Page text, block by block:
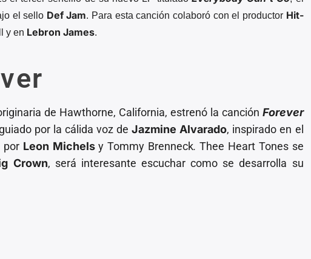
el sello Def Jam. Para esta canción colaboró con el productor Hit-
y en Lebron James.
de Hawthorne, California, estrenó la canción Forever
por la cálida voz deJazmine Alvarado, inspirado en el
por Leon Michelsy Tommy Brenneck.Thee Heart Tones se
Crown, será interesante escuchar como se desarrolla su